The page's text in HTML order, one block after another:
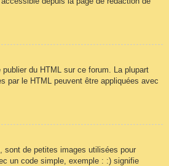
publier du HTML sur ce forum. La plupart
par le HTML peuvent être appliquées avec
sont de petites images utilisées pour
un code simple, exemple : :) signifie